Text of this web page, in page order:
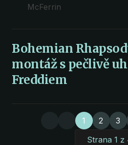
McFerrin
Bohemian
montáž s pečlivě
Freddiem
1 2 3
Strana 1 z